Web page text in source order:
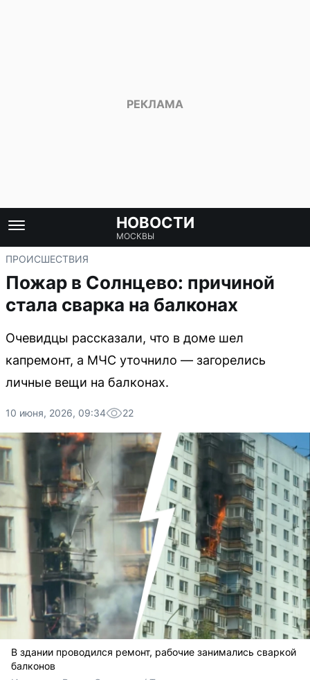
НОВОСТИ
МОСКВЫ
ПРОИСШЕСТВИЯ
Пожар в Солнцево: причиной
стала сварка на балконах
Очевидцы рассказали, что в доме шел
капремонт, а МЧС уточнило — загорелись
личные вещи на балконах.
10 июня, 2026, 09:34 22
В здании проводился ремонт, рабочие занимались сваркой
балконов